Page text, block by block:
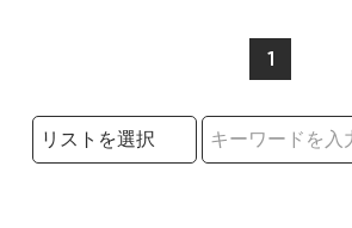
1
検索リストの選択